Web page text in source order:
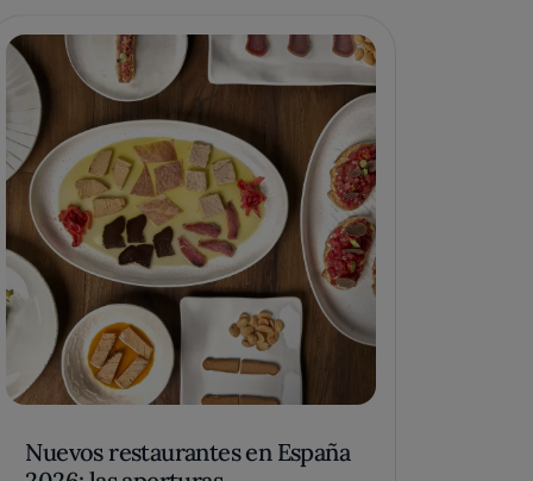
Nuevos restaurantes en España